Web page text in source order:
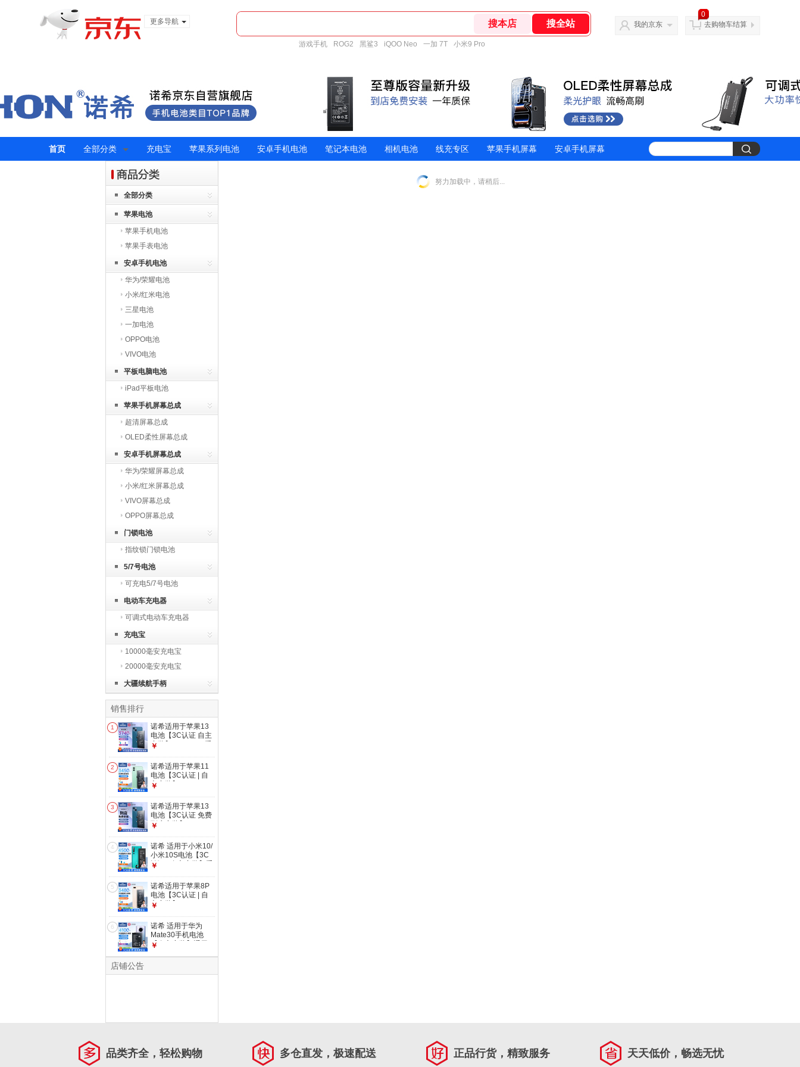
更多导航
游戏手机 ROG2 黑鲨3 iQOO Neo 一加 7T 小米9 Pro
我的京东
0
去购物车结算
首页 全部分类 充电宝 苹果系列电池 安卓手机电池 笔记本电池 相机电池 线充专区 苹果手机屏幕 安卓手机屏幕
全部分类
苹果电池
苹果手机电池
苹果手表电池
安卓手机电池
华为/荣耀电池
小米/红米电池
三星电池
一加电池
OPPO电池
VIVO电池
平板电脑电池
iPad平板电池
苹果手机屏幕总成
超清屏幕总成
OLED柔性屏幕总成
安卓手机屏幕总成
华为/荣耀屏幕总成
小米/红米屏幕总成
VIVO屏幕总成
OPPO屏幕总成
门锁电池
指纹锁门锁电池
5/7号电池
可充电5/7号电池
电动车充电器
可调式电动车充电器
充电宝
10000毫安充电宝
20000毫安充电宝
大疆续航手柄
销售排行
1
诺希适用于苹果13
电池【3C认证 自主
安装】iphone 13手
量 至尊版3740mAh
￥
2
诺希适用于苹果11
电池【3C认证 | 自
主安装】iphone11
3450mAh大容量
￥
3
诺希适用于苹果13
电池【3C认证 免费
到店安装】iphone
换大容量 至尊版
3740mAh
￥
4
诺希 适用于小米10/
小米10S电池【3C
认证 | 自主安装】手
4680mAh超大容量
￥
5
诺希适用于苹果8P
电池【3C认证 | 自
主安装】
置电池更换
3480mAh大容量
￥
6
诺希 适用于华为
Mate30手机电池
【自主安装】通用
￥
店铺公告
努力加载中，请稍后...
品类齐全，轻松购物 多仓直发，极速配送 正品行货，精致服务 天天低价，畅选无忧